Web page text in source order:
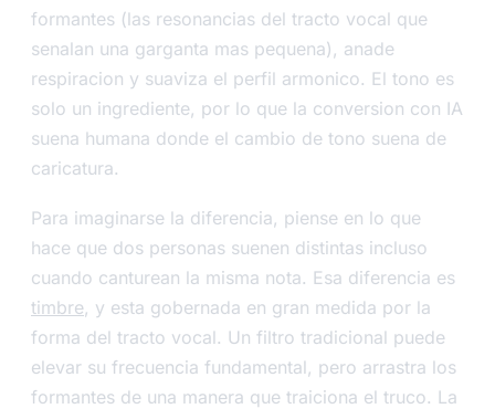
formantes (las resonancias del tracto vocal que
senalan una garganta mas pequena), anade
respiracion y suaviza el perfil armonico. El tono es
solo un ingrediente, por lo que la conversion con IA
suena humana donde el cambio de tono suena de
caricatura.
Para imaginarse la diferencia, piense en lo que
hace que dos personas suenen distintas incluso
cuando canturean la misma nota. Esa diferencia es
timbre, y esta gobernada en gran medida por la
forma del tracto vocal. Un filtro tradicional puede
elevar su frecuencia fundamental, pero arrastra los
formantes de una manera que traiciona el truco. La